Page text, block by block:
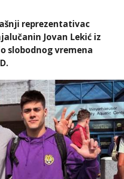
reprezentativac
Jovan Lekić iz
slobodnog vremena